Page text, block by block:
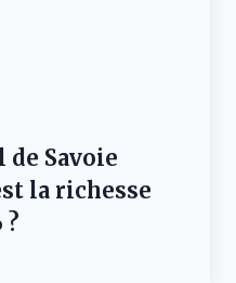
Savoie
la richesse
?